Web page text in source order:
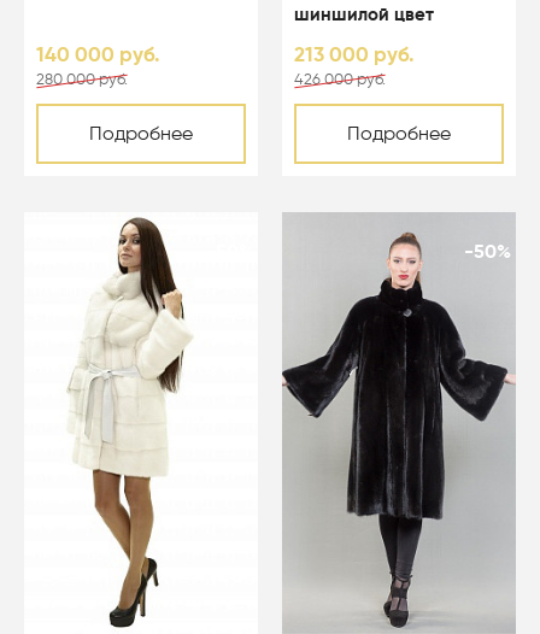
140 000 руб.
280 000 руб.
Подробнее
шиншилой цвет
213 000 руб.
426 000 руб.
Подробнее
-50%